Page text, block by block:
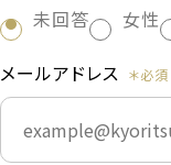
未回答
女性
メールアドレス